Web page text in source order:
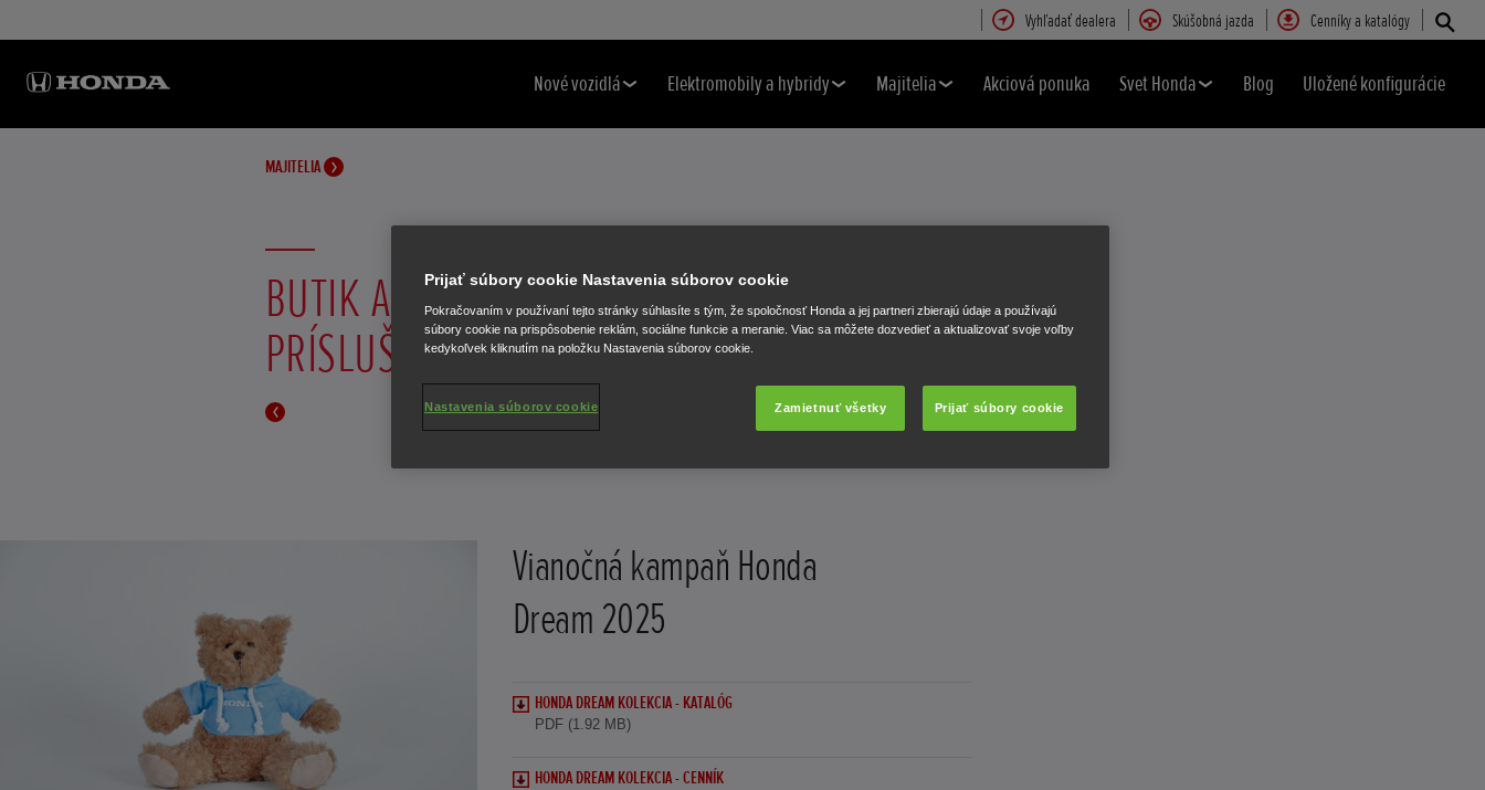
Vyhľadať dealera Skúšobná jazda Cenníky a katalógy
Nové vozidlá Elektromobily a hybridy Majitelia Akciová ponuka Svet Honda Blog Uložené konfigurácie
MAJITELIA
BUTIK A ORIGINÁLNE
PRÍSLUŠENSTVO
Vianočná kampaň Honda
Dream 2025
HONDA DREAM KOLEKCIA - KATALÓG
PDF (1.92 MB)
HONDA DREAM KOLEKCIA - CENNÍK
Prijať súbory cookie Nastavenia súborov cookie
Pokračovaním v používaní tejto stránky súhlasíte s tým, že spoločnosť Honda a jej partneri zbierajú údaje a používajú
súbory cookie na prispôsobenie reklám, sociálne funkcie a meranie. Viac sa môžete dozvedieť a aktualizovať svoje voľby
kedykoľvek kliknutím na položku Nastavenia súborov cookie.
Zamietnuť všetky Prijať súbory cookie
Nastavenia súborov cookie